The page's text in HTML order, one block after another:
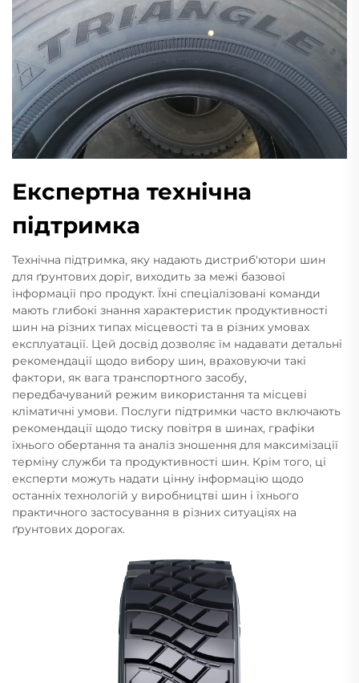
Експертна технічна
підтримка
Технічна підтримка, яку надають дистриб'ютори шин
для ґрунтових доріг, виходить за межі базової
інформації про продукт. Їхні спеціалізовані команди
мають глибокі знання характеристик продуктивності
шин на різних типах місцевості та в різних умовах
експлуатації. Цей досвід дозволяє їм надавати детальні
рекомендації щодо вибору шин, враховуючи такі
фактори, як вага транспортного засобу,
передбачуваний режим використання та місцеві
кліматичні умови. Послуги підтримки часто включають
рекомендації щодо тиску повітря в шинах, графіки
їхнього обертання та аналіз зношення для максимізації
терміну служби та продуктивності шин. Крім того, ці
експерти можуть надати цінну інформацію щодо
останніх технологій у виробництві шин і їхнього
практичного застосування в різних ситуаціях на
ґрунтових дорогах.